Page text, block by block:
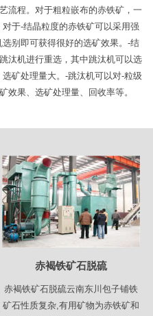
流程。对于粗粒嵌布的赤铁矿，一
于-结晶粒度的赤铁矿可以采用强
别即可获得很好的选矿效果。-结
汰机进行重选，其中跳汰机可以选
矿处理量大。-跳汰机可以对-粒级
效果、选矿处理量、回收率等。
赤褐铁矿石脱硫
赤褐铁矿石脱硫云南东川包子铺铁
矿石性质复杂,有用矿物为赤铁矿和